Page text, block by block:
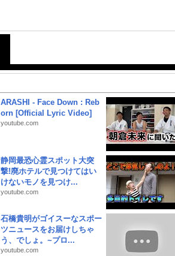
ARASHI - Face Down : Reb
orn [Official Lyric Video]
youtube.com
静岡最恐心霊スポット大突
撃!廃ホテルで見つけてはい
けないモノを見つけ...
youtube.com
石橋貴明がゴイスーなスポー
ツニュースをお届けしちゃ
う、でしょ。~プロ...
youtube.com